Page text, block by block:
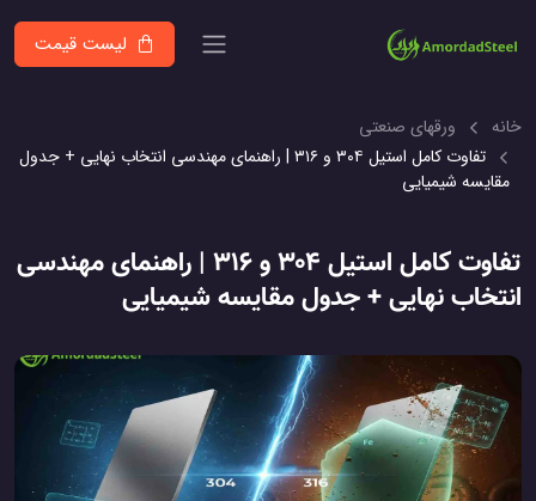
لیست قیمت
خانه
ورقهای صنعتی
تفاوت کامل استیل ۳۰۴ و ۳۱۶ | راهنمای مهندسی انتخاب نهایی + جدول
مقایسه شیمیایی
تفاوت کامل استیل ۳۰۴ و ۳۱۶ | راهنمای مهندسی
انتخاب نهایی + جدول مقایسه شیمیایی